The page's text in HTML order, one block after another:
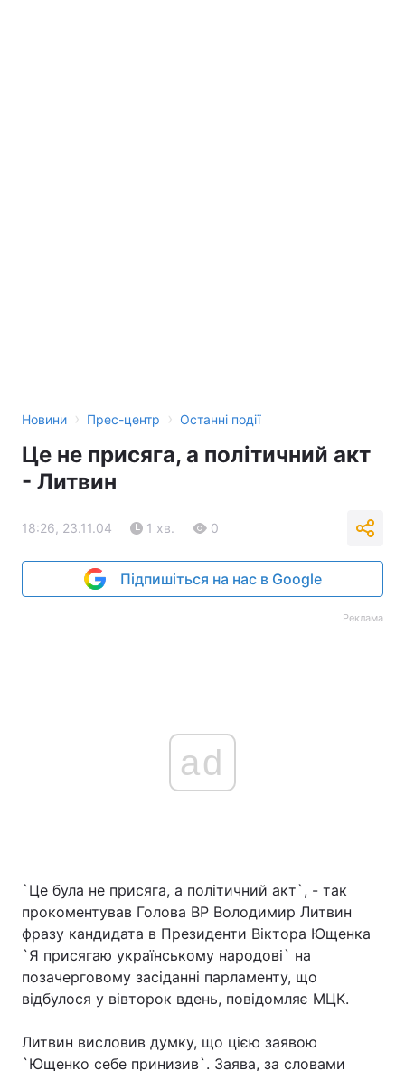
Новини › Прес-центр › Останні події
Це не присяга, а політичний акт
- Литвин
18:26, 23.11.04 1 хв. 0
Підпишіться на нас в Google
Реклама
ad
`Це була не присяга, а політичний акт`, - так
прокоментував Голова ВР Володимир Литвин
фразу кандидата в Президенти Віктора Ющенка
`Я присягаю українському народові` на
позачерговому засіданні парламенту, що
відбулося у вівторок вдень, повідомляє МЦК.
Литвин висловив думку, що цією заявою
`Ющенко себе принизив`. Заява, за словами